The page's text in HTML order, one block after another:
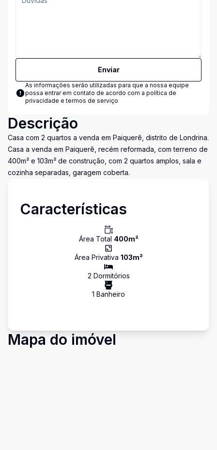
Enviar
As informações serão utilizadas para que a nossa equipe
possa entrar em contato de acordo com a política de
privacidade e termos de serviço
Descrição
Casa com 2 quartos a venda em Paiquerê, distrito de Londrina.
Casa a venda em Paiquerê, recém reformada, com terreno de
400m² e 103m² de construção, com 2 quartos amplos, sala e
cozinha separadas, garagem coberta.
Características
Área Total 400m²
Área Privativa 103m²
2 Dormitórios
1 Banheiro
Mapa do imóvel